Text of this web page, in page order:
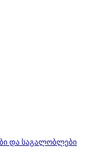
და საგალობლები